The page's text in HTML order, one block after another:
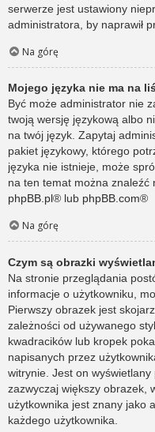
serwerze jest ustawiony
administratora, by naprawił
Na górę
Mojego języka nie ma na
Być może administrator nie
twoją wersję językową albo
na twój język. Zapytaj
pakiet językowy, którego
języka nie istnieje, może
na ten temat można znaleźć
phpBB.pl® lub phpBB.com®
Na górę
Czym są obrazki
Na stronie przeglądania
informacje o użytkowniku,
Pierwszy obrazek jest
zależności od używanego
kwadracików lub kropek
napisanych przez
witrynie. Jest on
zazwyczaj większy obrazek,
użytkownika jest znany jako
każdego użytkownika.